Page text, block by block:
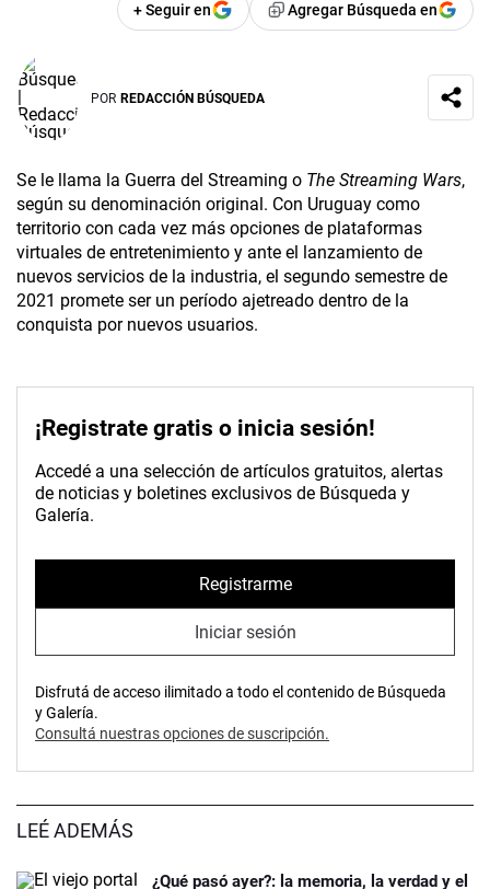
+ Seguir en Agregar Búsqueda en
POR REDACCIÓN BÚSQUEDA
Se le llama la Guerra del Streaming o The Streaming Wars,
según su denominación original. Con Uruguay como
territorio con cada vez más opciones de plataformas
virtuales de entretenimiento y ante el lanzamiento de
nuevos servicios de la industria, el segundo semestre de
2021 promete ser un período ajetreado dentro de la
conquista por nuevos usuarios.
¡Registrate gratis o inicia sesión!
Accedé a una selección de artículos gratuitos, alertas
de noticias y boletines exclusivos de Búsqueda y
Galería.
Registrarme
Iniciar sesión
Disfrutá de acceso ilimitado a todo el contenido de Búsqueda
y Galería.
Consultá nuestras opciones de suscripción.
LEÉ ADEMÁS
¿Qué pasó ayer?: la memoria, la verdad y el